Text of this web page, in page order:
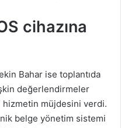
cihazına
Bahar ise toplantıda
değerlendirmeler
hizmetin müjdesini verdi.
belge yönetim sistemi